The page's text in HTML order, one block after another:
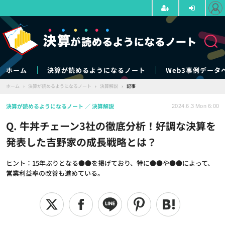
ホーム 決算が読めるようになるノート Web3事例データ
ホーム › 決算が読めるようになるノート › 決算解説 › 記事
Q. 牛丼チェーン3社の徹底分析！好調な決算を
発表した吉野家の成長戦略とは？
ヒント：15年ぶりとなる●●を掲げており、特に●●や●●によって、
営業利益率の改善も進めている。
決算が読めるようになるノート 決算解説 2024.6.3 Mon 6:00